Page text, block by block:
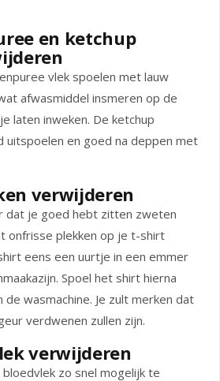
en ketchup
vlek spoelen met lauw
afwasmiddel insmeren op de
laten inweken. De ketchup
uitspoelen en goed na deppen met
verwijderen
dat je goed hebt zitten zweten
onfrisse plekken op je t-shirt
eens een uurtje in een emmer
Spoel het shirt hierna
de wasmachine. Je zult merken dat
verdwenen zullen zijn.
verwijderen
zo snel mogelijk te